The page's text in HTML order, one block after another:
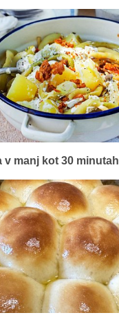
v manj kot 30 minutah